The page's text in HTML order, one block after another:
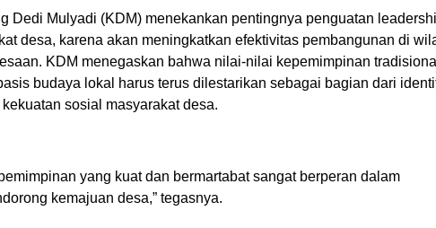
Dedi Mulyadi (KDM) menekankan pentingnya penguatan
desa, karena akan meningkatkan efektivitas pembangunan di
KDM menegaskan bahwa nilai-nilai kepemimpinan tradisional
budaya lokal harus terus dilestarikan sebagai bagian dari
sosial masyarakat desa.
yang kuat dan bermartabat sangat berperan dalam
kemajuan desa,” tegasnya.